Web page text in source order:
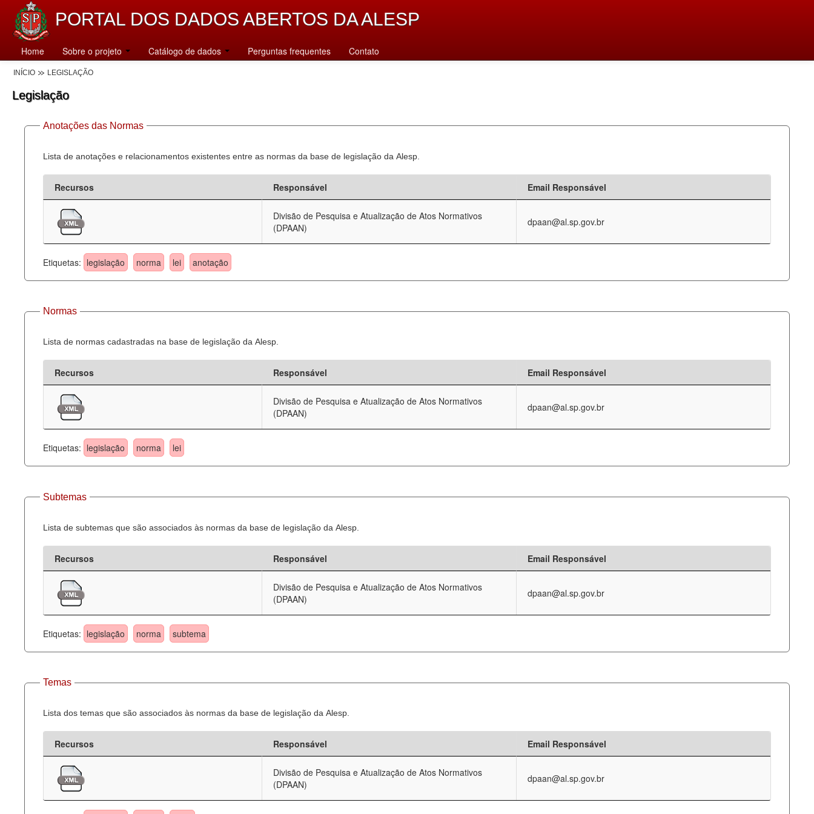
PORTAL DOS DADOS ABERTOS DA ALESP
Home Sobre o projeto Catálogo de dados Perguntas frequentes Contato
INÍCIO LEGISLAÇÃO
Legislação
Anotações das Normas
Lista de anotações e relacionamentos existentes entre as normas da base de legislação da Alesp.
Recursos Responsável Email Responsável
Divisão de Pesquisa e Atualização de Atos Normativos
(DPAAN)
dpaan@al.sp.gov.br
Etiquetas: legislação norma lei anotação
Normas
Lista de normas cadastradas na base de legislação da Alesp.
Recursos Responsável Email Responsável
Divisão de Pesquisa e Atualização de Atos Normativos
(DPAAN)
dpaan@al.sp.gov.br
Etiquetas: legislação norma lei
Subtemas
Lista de subtemas que são associados às normas da base de legislação da Alesp.
Recursos Responsável Email Responsável
Divisão de Pesquisa e Atualização de Atos Normativos
(DPAAN)
dpaan@al.sp.gov.br
Etiquetas: legislação norma subtema
Temas
Lista dos temas que são associados às normas da base de legislação da Alesp.
Recursos Responsável Email Responsável
Divisão de Pesquisa e Atualização de Atos Normativos
(DPAAN)
dpaan@al.sp.gov.br